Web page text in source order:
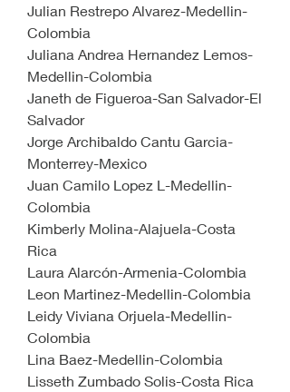
Julian Restrepo Alvarez-Medellin-
Colombia
Juliana Andrea Hernandez Lemos-
Medellin-Colombia
Janeth de Figueroa-San Salvador-El
Salvador
Jorge Archibaldo Cantu Garcia-
Monterrey-Mexico
Juan Camilo Lopez L-Medellin-
Colombia
Kimberly Molina-Alajuela-Costa
Rica
Laura Alarcón-Armenia-Colombia
Leon Martinez-Medellin-Colombia
Leidy Viviana Orjuela-Medellin-
Colombia
Lina Baez-Medellin-Colombia
Lisseth Zumbado Solis-Costa Rica